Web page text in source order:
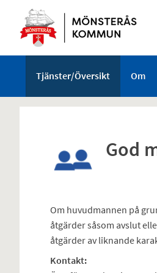
Välkommen
tjänster
Mönsterås
kommun
Tjänster/Översikt Om
God
Om huvudmannen på
åtgärder såsom avslut
åtgärder av liknande
Kontakt: